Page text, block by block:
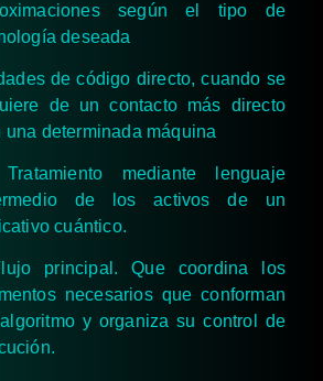
según el tipo de
deseada
de código directo, cuando se
de un contacto más directo
una determinada máquina
Tratamiento mediante lenguaje
de los activos de un
cuántico.
principal. Que coordina los
necesarios que conforman
y organiza su control de